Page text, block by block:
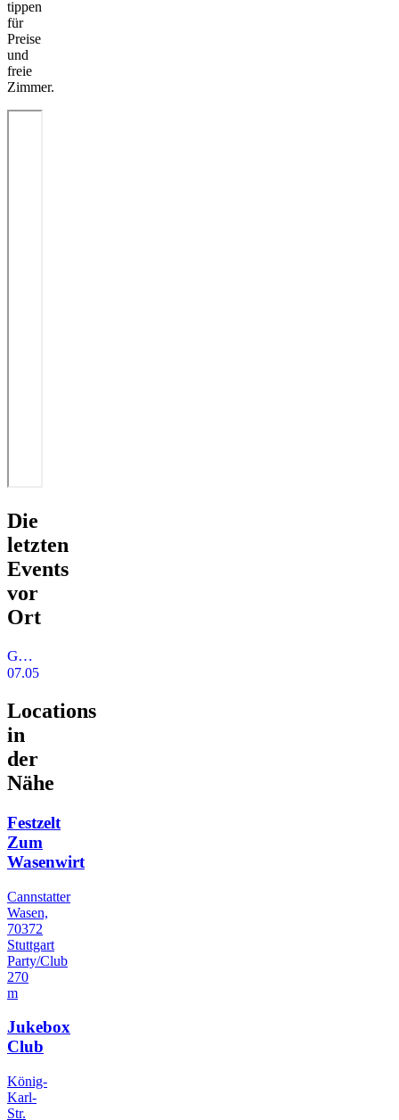
tippen
für
Preise
und
freie
Zimmer.
Die
letzten
Events
vor
Ort
Gaydelight beim Wasenwirt
07.05.2020
Locations
in
der
Nähe
Festzelt
Zum
Wasenwirt
Cannstatter
Wasen,
70372
Stuttgart
Party/Club
270
m
Jukebox
Club
König-
Karl-
Str.